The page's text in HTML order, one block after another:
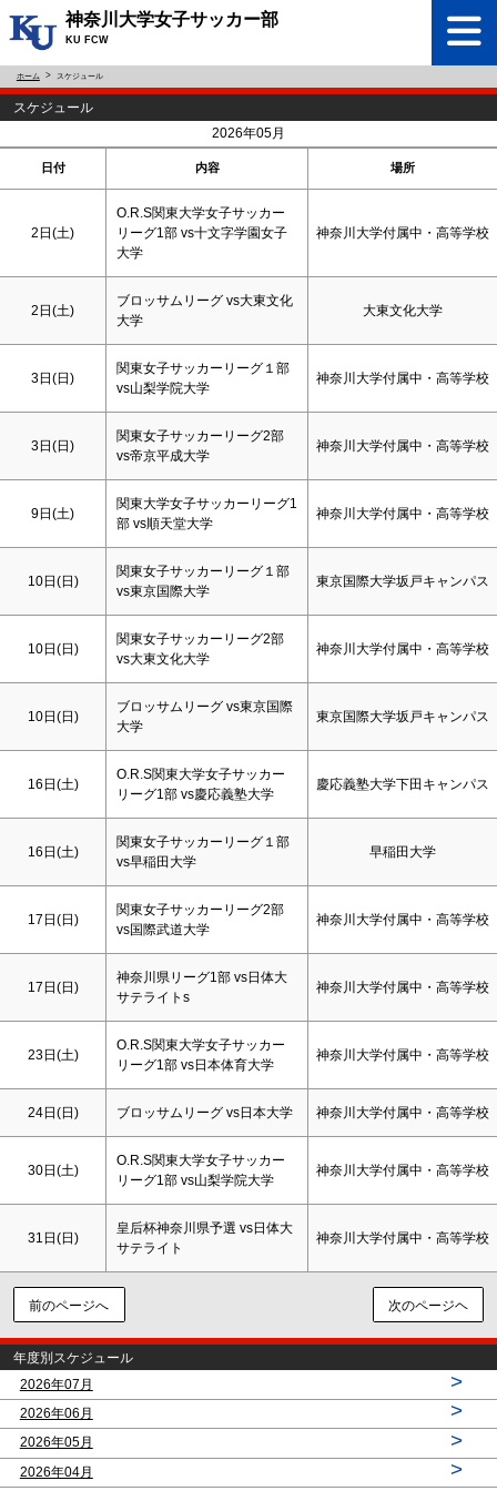
神奈川大学女子サッカー部
KU FCW
ホーム スケジュール
スケジュール
2026年05月
日付 内容 場所
2日(土)
O.R.S関東大学女子サッカー
リーグ1部 vs十文字学園女子
大学
神奈川大学付属中・高等学校
2日(土)
ブロッサムリーグ vs大東文化
大学
大東文化大学
3日(日)
関東女子サッカーリーグ１部
vs山梨学院大学
神奈川大学付属中・高等学校
3日(日)
関東女子サッカーリーグ2部
vs帝京平成大学
神奈川大学付属中・高等学校
9日(土)
関東大学女子サッカーリーグ1
部 vs順天堂大学
神奈川大学付属中・高等学校
10日(日)
関東女子サッカーリーグ１部
vs東京国際大学
東京国際大学坂戸キャンパス
10日(日)
関東女子サッカーリーグ2部
vs大東文化大学
神奈川大学付属中・高等学校
10日(日)
ブロッサムリーグ vs東京国際
大学
東京国際大学坂戸キャンパス
16日(土)
O.R.S関東大学女子サッカー
リーグ1部 vs慶応義塾大学
慶応義塾大学下田キャンパス
16日(土)
関東女子サッカーリーグ１部
vs早稲田大学
早稲田大学
17日(日)
関東女子サッカーリーグ2部
vs国際武道大学
神奈川大学付属中・高等学校
17日(日)
神奈川県リーグ1部 vs日体大
サテライトs
神奈川大学付属中・高等学校
23日(土)
O.R.S関東大学女子サッカー
リーグ1部 vs日本体育大学
神奈川大学付属中・高等学校
24日(日) ブロッサムリーグ vs日本大学 神奈川大学付属中・高等学校
30日(土)
O.R.S関東大学女子サッカー
リーグ1部 vs山梨学院大学
神奈川大学付属中・高等学校
31日(日)
皇后杯神奈川県予選 vs日体大
サテライト
神奈川大学付属中・高等学校
前のページへ 次のページヘ
年度別スケジュール
2026年07月
>
2026年06月 >
2026年05月 >
2026年04月 >